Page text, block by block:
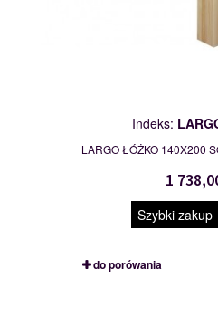
Indeks:
LARGO ŁÓŻKO 140X200
1
Szybki zakup
do porówania